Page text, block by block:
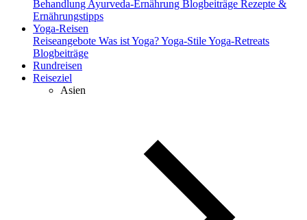
Behandlung Ayurveda-Ernährung Blogbeiträge Rezepte &
Ernährungstipps
Yoga-Reisen
Reiseangebote Was ist Yoga?Yoga-StileYoga-Retreats
Blogbeiträge
Rundreisen
Reiseziel
Asien